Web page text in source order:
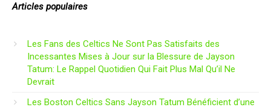
Articles populaires
Les Fans des Celtics Ne Sont Pas Satisfaits des
Incessantes Mises à Jour sur la Blessure de Jayson
Tatum: Le Rappel Quotidien Qui Fait Plus Mal Qu’il Ne
Devrait
Les Boston Celtics Sans Jayson Tatum Bénéficient d’une